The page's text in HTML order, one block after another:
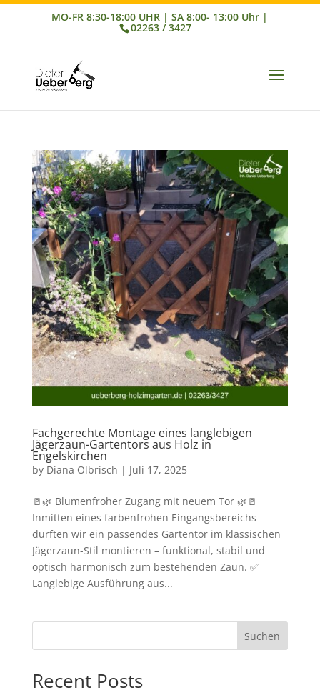
02263 / 3427
Fachgerechte Montage eines langlebigen
Jägerzaun-Gartentors aus Holz in
Engelskirchen
by Diana Olbrisch | Juli 17, 2025
🚪🌿 Blumenfroher Zugang mit neuem Tor 🌿🚪
Inmitten eines farbenfrohen Eingangsbereichs
durften wir ein passendes Gartentor im klassischen
Jägerzaun-Stil montieren – funktional, stabil und
optisch harmonisch zum bestehenden Zaun. ✅
Langlebige Ausführung aus...
Suchen
Recent Posts